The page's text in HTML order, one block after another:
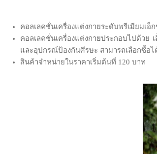
คอลเลคชั่นเครื่องแต่งกายระดับพรีเมียมเ
คอลเลคชั่นเครื่องแต่งกายประกอบไปด้วย
และอุปกรณ์ป้องกันศีรษะ สามารถเลือกซื้อไ
สินค้าจำหน่ายในราคาเริ่มต้นที่ 120 บาท